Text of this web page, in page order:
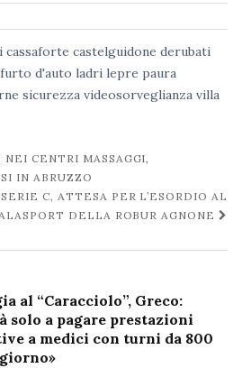
cassaforte castelguidone derubati
furto d'auto ladri lepre paura
sicurezza videosorveglianza villa
NEI CENTRI MASSAGGI,
IN ABRUZZO
C, ATTESA PER L’ESORDIO AL
DELLA ROBUR AGNONE
al “Caracciolo”, Greco:
solo a pagare prestazioni
a medici con turni da 800